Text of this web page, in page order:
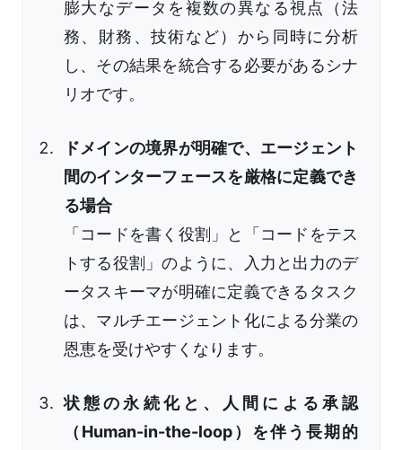
膨大なデータを複数の異なる視点（法
務、財務、技術など）から同時に分析
し、その結果を統合する必要があるシナ
リオです。
ドメインの境界が明確で、エージェント
間のインターフェースを厳格に定義でき
る場合
「コードを書く役割」と「コードをテス
トする役割」のように、入力と出力のデ
ータスキーマが明確に定義できるタスク
は、マルチエージェント化による分業の
恩恵を受けやすくなります。
状態の永続化と、人間による承認
（Human-in-the-loop）を伴う長期的